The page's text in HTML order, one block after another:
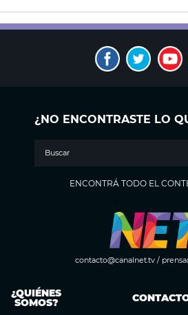
¿NO ENCONTRASTE LO
ENCONTRÁ TODO EL
contacto@canalnet.tv/
¿QUIÉNES
SOMOS?